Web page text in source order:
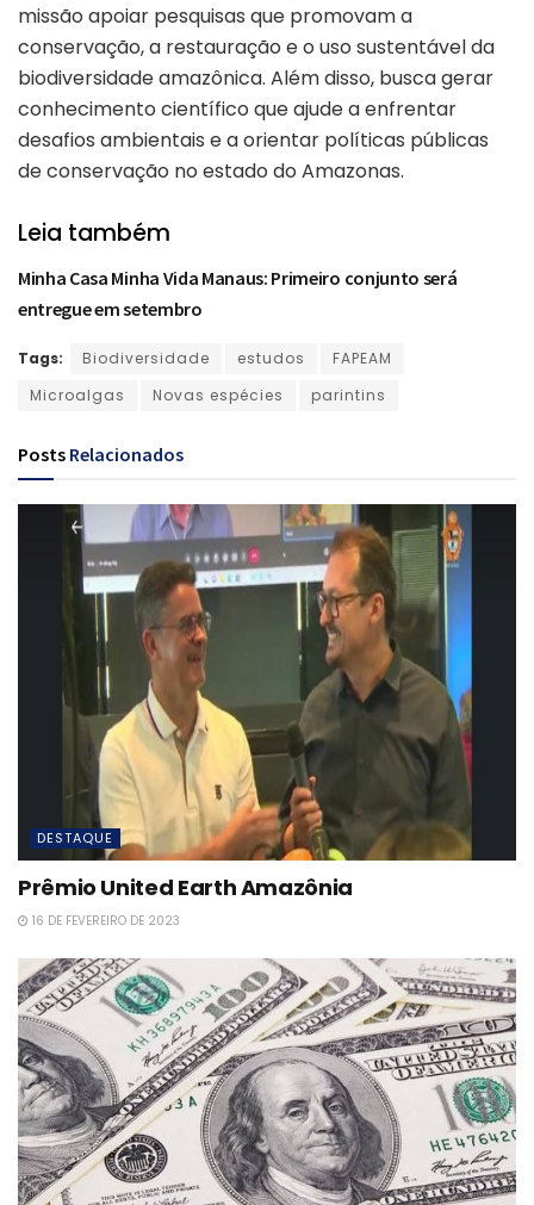
missão apoiar pesquisas que promovam a
conservação, a restauração e o uso sustentável da
biodiversidade amazônica. Além disso, busca gerar
conhecimento científico que ajude a enfrentar
desafios ambientais e a orientar políticas públicas
de conservação no estado do Amazonas.
Leia também
Minha Casa Minha Vida Manaus: Primeiro conjunto será
entregue em setembro
Tags: Biodiversidade estudos
FAPEAM
Microalgas
Novas espécies parintins
Posts Relacionados
DESTAQUE
Prêmio United Earth Amazônia
16 DE FEVEREIRO DE 2023